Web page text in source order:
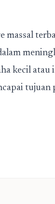
massal
kecil atau
tujuan